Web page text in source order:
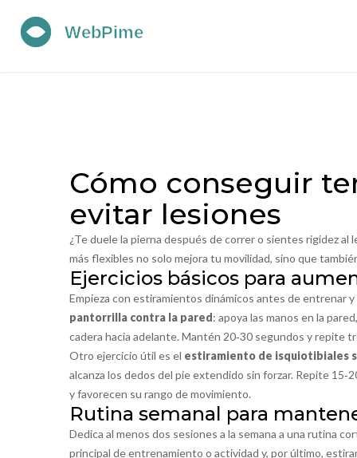
Cómo conseguir
evitar lesiones
¿Te duele la pierna después de correr o sientes rigidez
más flexibles no solo mejora tu movilidad, sino que
Ejercicios básicos para
Empieza con estiramientos dinámicos antes de entrenar
pantorrilla contra la pared: apoya las manos en la
cadera hacia adelante. Mantén 20‑30 segundos y repite
Otro ejercicio útil es el estiramiento de isquiotibiales
alcanza los dedos del pie extendido sin forzar. Repite
y favorecen su rango de movimiento.
Rutina semanal para
Dedica al menos dos sesiones a la semana a una rutina
principal de entrenamiento o actividad y, por último,